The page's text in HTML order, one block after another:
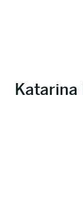
Katarina